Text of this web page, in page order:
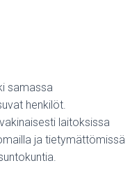
samassa
henkilöt.
laitoksissa
ja tietymättömissä